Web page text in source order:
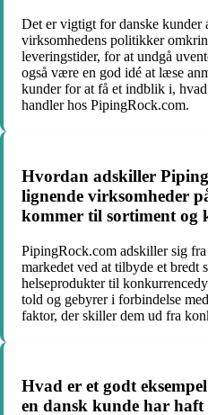
Det er vigtigt for danske
virksomhedens politikker
leveringstider, for at undgå
også være en god idé at læse
kunder for at få et indblik i,
handler hos PipingRock.com.
Hvordan adskiller
lignende virksomheder
kommer til sortiment og
PipingRock.com adskiller sig
markedet ved at tilbyde et bredt
helseprodukter til
told og gebyrer i forbindelse
faktor, der skiller dem ud fra
Hvad er et godt
en dansk kunde har